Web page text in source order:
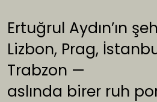
Ertuğrul Aydın’ın
Lizbon, Prag,
Trabzon —
aslında birer ruh